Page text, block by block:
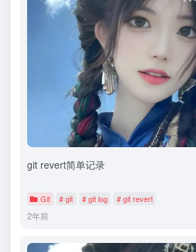
git revert简单记录
Git # git # git log # git revert
2年前